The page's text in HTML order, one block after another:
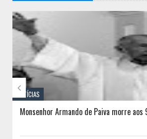
// THATS WHAT YOU
NOTÍCIAS
Monsenhor Armando de Paiva morre aos
